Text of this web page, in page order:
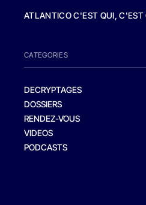
ATLANTICO C'EST QUI, C'EST
CATEGORIES
DECRYPTAGES
DOSSIERS
RENDEZ-VOUS
VIDEOS
PODCASTS